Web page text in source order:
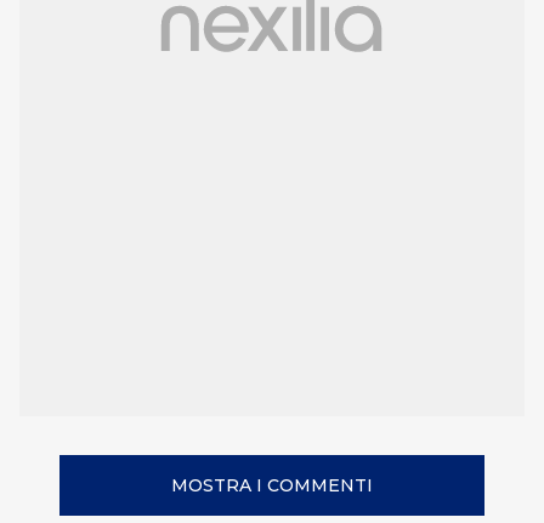
MOSTRA I COMMENTI